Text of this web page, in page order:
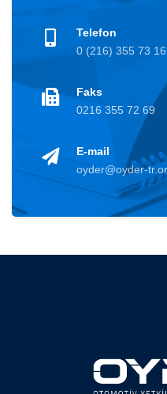
Telefon
0 (216) 355 73 16
Faks
0216 355 72 69
E-mail
oyder@oyder-